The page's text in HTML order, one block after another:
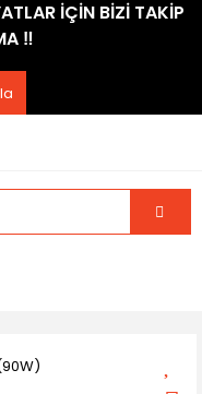
İÇİN BİZİ TAKİP
​‼️​